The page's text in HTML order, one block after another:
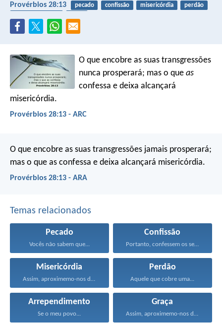
Provérbios 28:13 pecado confissão misericórdia
perdão
O que encobre as suas transgressões
nunca prosperará; mas o queas
confessa e deixa alcançará
misericórdia.
Provérbios 28:13 - ARC
O que encobre as suas transgressões jamais prosperará;
mas o que as confessa e deixa alcançará misericórdia.
Provérbios 28:13 - ARA
Temas relacionados
Pecado
Vocês não sabem que...
Confissão
Portanto, confessem os seus...
Misericórdia
Assim, aproximemo-nos do trono...
Perdão
Aquele que cobre uma...
Arrependimento
Se o meu povo...
Graça
Assim, aproximemo-nos do trono...